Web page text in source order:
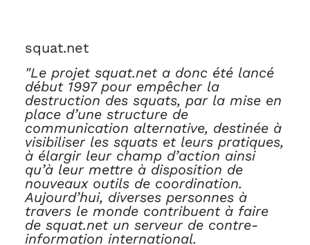
squat.net
"Le projet squat.net a donc été lancé
début 1997 pour empêcher la
destruction des squats, par la mise en
place d’une structure de
communication alternative, destinée à
visibiliser les squats et leurs pratiques,
à élargir leur champ d’action ainsi
qu’à leur mettre à disposition de
nouveaux outils de coordination.
Aujourd’hui, diverses personnes à
travers le monde contribuent à faire
de squat.net un serveur de contre-
information international.